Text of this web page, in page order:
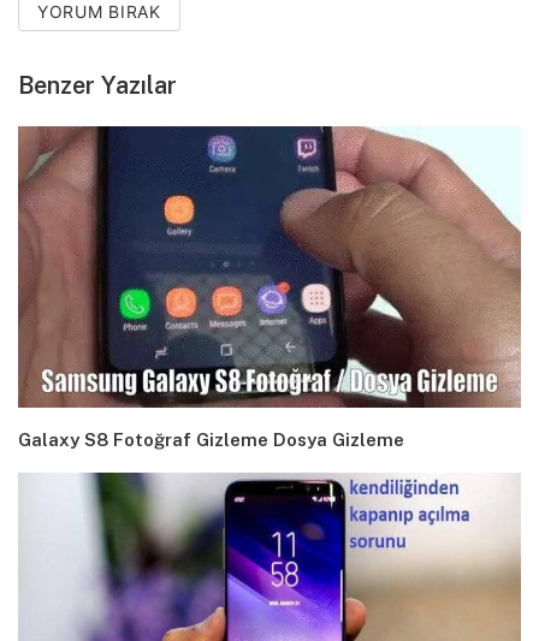
YORUM BIRAK
Benzer Yazılar
Galaxy S8 Fotoğraf Gizleme Dosya Gizleme